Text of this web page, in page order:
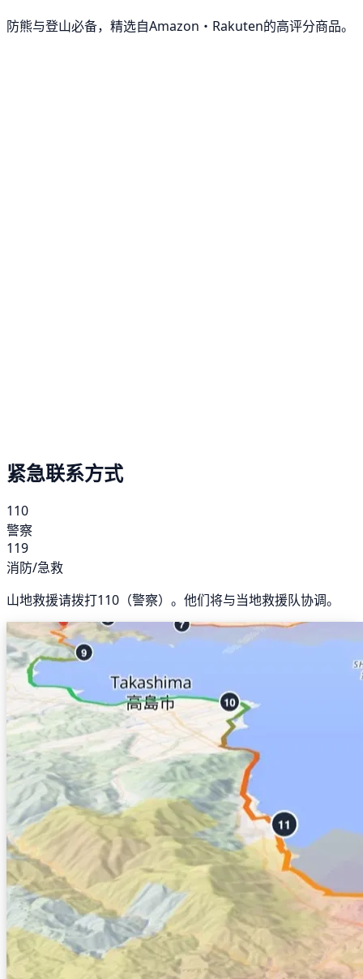
防熊与登山必备，精选自Amazon・Rakuten的高评分商品。
紧急联系方式
110
警察
119
消防/急救
山地救援请拨打110（警察）。他们将与当地救援队协调。